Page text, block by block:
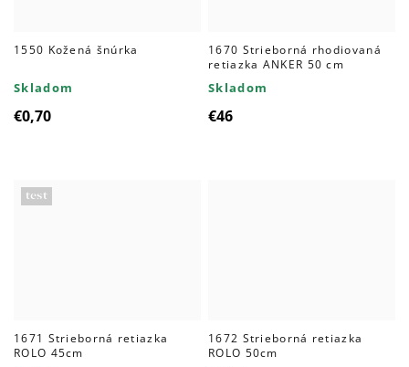
1550 Kožená šnúrka
Skladom
€0,70
1670 Strieborná rhodiovaná
retiazka ANKER 50 cm
Skladom
€46
test
1671 Strieborná retiazka
ROLO 45cm
1672 Strieborná retiazka
ROLO 50cm